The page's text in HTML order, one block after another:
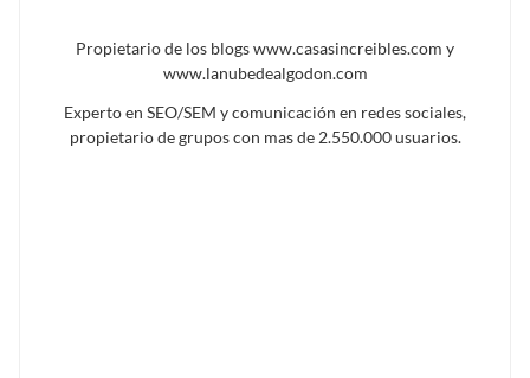
Propietario de los blogs www.casasincreibles.com y
www.lanubedealgodon.com
Experto en SEO/SEM y comunicación en redes sociales,
propietario de grupos con mas de 2.550.000 usuarios.